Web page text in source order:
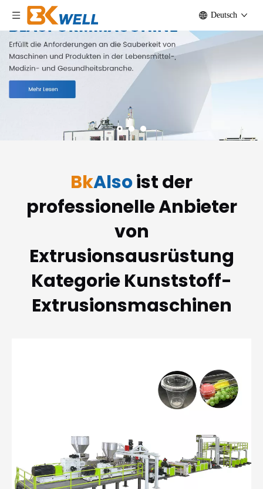
Deutsch
BkAlsoist der
professionelle Anbieter
von
Extrusionsausrüstung
Kategorie Kunststoff-
Extrusionsmaschinen